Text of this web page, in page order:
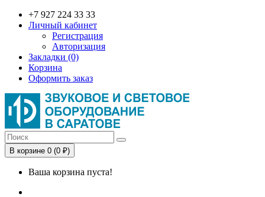
+7 927 224 33 33
Личный кабинет
Регистрация
Авторизация
Закладки (0)
Корзина
Оформить заказ
В корзине 0 (0 ₽)
Ваша корзина пуста!